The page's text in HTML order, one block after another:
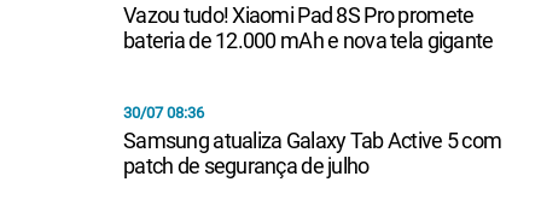
Vazou tudo! Xiaomi Pad 8S Pro promete
bateria de 12.000 mAh e nova tela gigante
30/07 08:36
Samsung atualiza Galaxy Tab Active 5 com
patch de segurança de julho